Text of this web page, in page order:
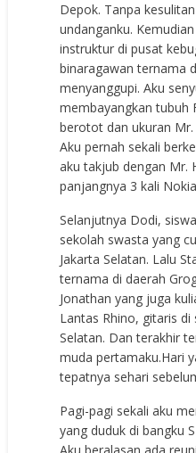
Depok. Tanpa
undanganku.
instruktur di pusat
binaragawan ternama
menyanggupi. Aku
membayangkan tubuh
berotot dan ukuran
Aku pernah sekali
aku takjub dengan Mr.
panjangnya 3 kali
Selanjutnya Dodi,
sekolah swasta yang
Jakarta Selatan. Lalu
ternama di daerah
Jonathan yang juga
Lantas Rhino, gitaris
Selatan. Dan terakhir
muda pertamaku.Hari
tepatnya sehari
Pagi-pagi sekali aku
yang duduk di bangku